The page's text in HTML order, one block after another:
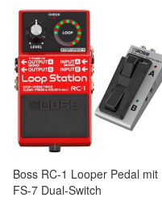
Boss RC-1 Looper Pedal mit
FS-7 Dual-Switch